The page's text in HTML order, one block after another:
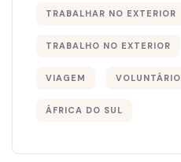
TRABALHAR NO EXTERIOR
TRABALHO NO EXTERIOR
VIAGEM VOLUNTÁRIO
ÁFRICA DO SUL